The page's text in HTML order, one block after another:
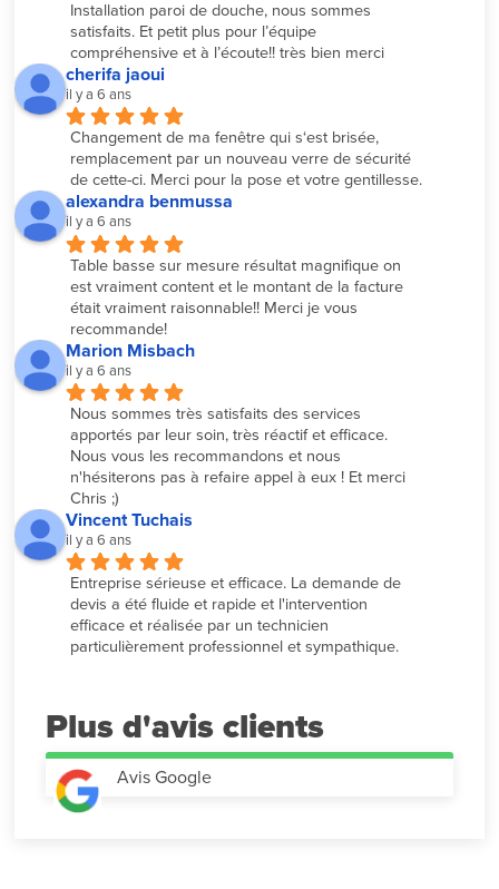
Installation paroi de douche, nous sommes
satisfaits. Et petit plus pour l’équipe
compréhensive et à l’écoute!! très bien merci
cherifa jaoui
il y a 6 ans
Changement de ma fenêtre qui s‘est brisée,
remplacement par un nouveau verre de sécurité
de cette-ci. Merci pour la pose et votre gentillesse.
alexandra benmussa
il y a 6 ans
Table basse sur mesure résultat magnifique on
est vraiment content et le montant de la facture
était vraiment raisonnable!! Merci je vous
recommande!
Marion Misbach
il y a 6 ans
Nous sommes très satisfaits des services
apportés par leur soin, très réactif et efficace.
Nous vous les recommandons et nous
n'hésiterons pas à refaire appel à eux ! Et merci
Chris ;)
Vincent Tuchais
il y a 6 ans
Entreprise sérieuse et efficace. La demande de
devis a été fluide et rapide et l'intervention
efficace et réalisée par un technicien
particulièrement professionnel et sympathique.
Plus d'avis
Avis Google